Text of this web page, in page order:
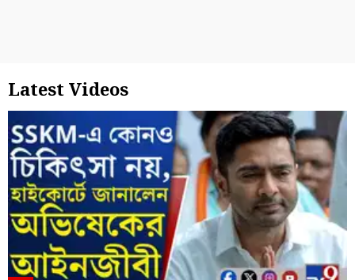
Latest Videos